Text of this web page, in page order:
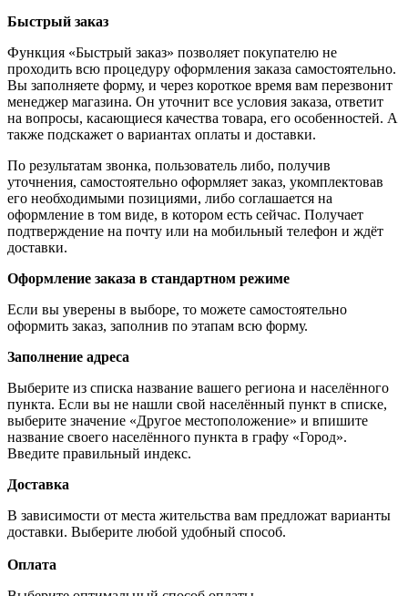
Быстрый заказ
Функция «Быстрый заказ» позволяет покупателю не
проходить всю процедуру оформления заказа самостоятельно.
Вы заполняете форму, и через короткое время вам перезвонит
менеджер магазина. Он уточнит все условия заказа, ответит
на вопросы, касающиеся качества товара, его особенностей. А
также подскажет о вариантах оплаты и доставки.
По результатам звонка, пользователь либо, получив
уточнения, самостоятельно оформляет заказ, укомплектовав
его необходимыми позициями, либо соглашается на
оформление в том виде, в котором есть сейчас. Получает
подтверждение на почту или на мобильный телефон и ждёт
доставки.
Оформление заказа в стандартном режиме
Если вы уверены в выборе, то можете самостоятельно
оформить заказ, заполнив по этапам всю форму.
Заполнение адреса
Выберите из списка название вашего региона и населённого
пункта. Если вы не нашли свой населённый пункт в списке,
выберите значение «Другое местоположение» и впишите
название своего населённого пункта в графу «Город».
Введите правильный индекс.
Доставка
В зависимости от места жительства вам предложат варианты
доставки. Выберите любой удобный способ.
Оплата